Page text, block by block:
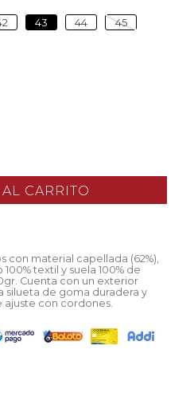
43 44
45
con material capellada (62%),
textil y suela 100% de
Cuenta con un exterior
silueta de goma duradera y
ajuste con cordones.